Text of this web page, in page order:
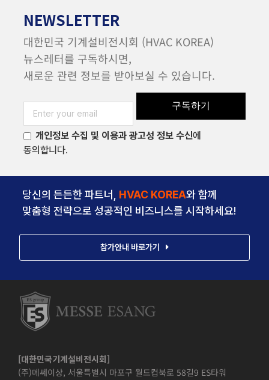
NEWSLETTER
대한민국 기계설비전시회 (HVAC KOREA)
뉴스레터를 구독하시면,
새로운 관련 정보를 받아보실 수 있습니다.
구독하기
개인정보 수집 및 이용과 광고성 정보 수신에
동의합니다.
당신의 든든한 파트너, HVAC KOREA와 함께
맞춤형 전략으로 성공적인 비즈니스를 시작하세요!
참가안내 바로가기
[대한민국기계설비전시회]
(주)메쎄이상, 서울특별시 마포구 월드컵북로 58길9 ES타워